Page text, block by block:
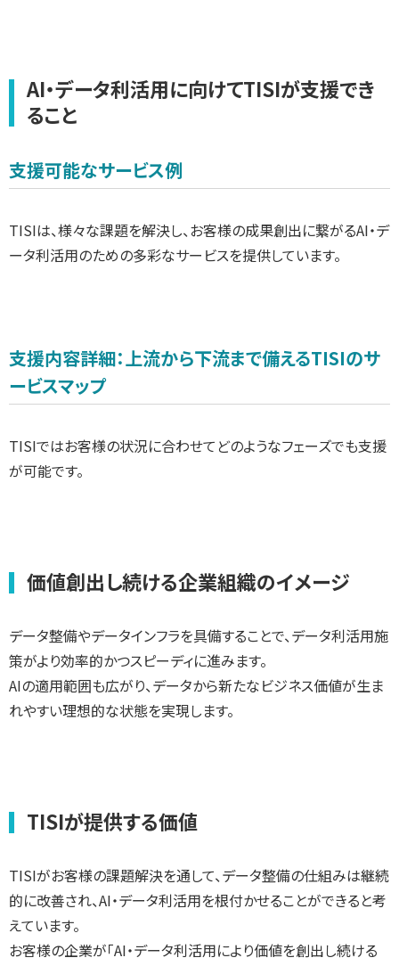
AI・データ利活用に向けてTISIが支援でき
ること
支援可能なサービス例
TISIは、様々な課題を解決し、お客様の成果創出に繋がるAI・デ
ータ利活用のための多彩なサービスを提供しています。
支援内容詳細：上流から下流まで備えるTISIのサ
ービスマップ
TISIではお客様の状況に合わせてどのようなフェーズでも支援
が可能です。
価値創出し続ける企業組織のイメージ
データ整備やデータインフラを具備することで、データ利活用施
策がより効率的かつスピーディに進みます。
AIの適用範囲も広がり、データから新たなビジネス価値が生ま
れやすい理想的な状態を実現します。
TISIが提供する価値
TISIがお客様の課題解決を通して、データ整備の仕組みは継続
的に改善され、AI・データ利活用を根付かせることができると考
えています。
お客様の企業が「AI・データ利活用により価値を創出し続ける